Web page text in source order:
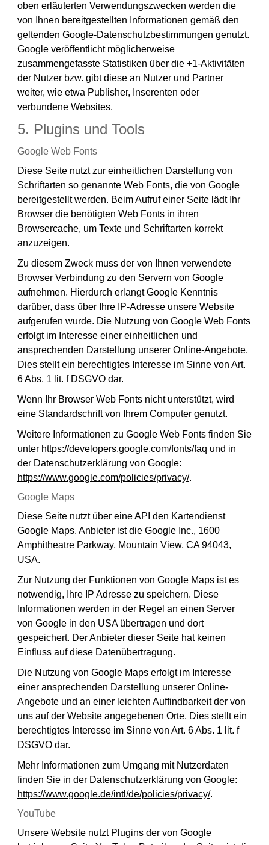
oben erläuterten Verwendungszwecken werden die
von Ihnen bereitgestellten Informationen gemäß den
geltenden Google-Datenschutzbestimmungen genutzt.
Google veröffentlicht möglicherweise
zusammengefasste Statistiken über die +1-Aktivitäten
der Nutzer bzw. gibt diese an Nutzer und Partner
weiter, wie etwa Publisher, Inserenten oder
verbundene Websites.
5. Plugins und Tools
Google Web Fonts
Diese Seite nutzt zur einheitlichen Darstellung von
Schriftarten so genannte Web Fonts, die von Google
bereitgestellt werden. Beim Aufruf einer Seite lädt Ihr
Browser die benötigten Web Fonts in ihren
Browsercache, um Texte und Schriftarten korrekt
anzuzeigen.
Zu diesem Zweck muss der von Ihnen verwendete
Browser Verbindung zu den Servern von Google
aufnehmen. Hierdurch erlangt Google Kenntnis
darüber, dass über Ihre IP-Adresse unsere Website
aufgerufen wurde. Die Nutzung von Google Web Fonts
erfolgt im Interesse einer einheitlichen und
ansprechenden Darstellung unserer Online-Angebote.
Dies stellt ein berechtigtes Interesse im Sinne von Art.
6 Abs. 1 lit. f DSGVO dar.
Wenn Ihr Browser Web Fonts nicht unterstützt, wird
eine Standardschrift von Ihrem Computer genutzt.
Weitere Informationen zu Google Web Fonts finden Sie
unter https://developers.google.com/fonts/faq und in
der Datenschutzerklärung von Google:
https://www.google.com/policies/privacy/.
Google Maps
Diese Seite nutzt über eine API den Kartendienst
Google Maps. Anbieter ist die Google Inc., 1600
Amphitheatre Parkway, Mountain View, CA 94043,
USA.
Zur Nutzung der Funktionen von Google Maps ist es
notwendig, Ihre IP Adresse zu speichern. Diese
Informationen werden in der Regel an einen Server
von Google in den USA übertragen und dort
gespeichert. Der Anbieter dieser Seite hat keinen
Einfluss auf diese Datenübertragung.
Die Nutzung von Google Maps erfolgt im Interesse
einer ansprechenden Darstellung unserer Online-
Angebote und an einer leichten Auffindbarkeit der von
uns auf der Website angegebenen Orte. Dies stellt ein
berechtigtes Interesse im Sinne von Art. 6 Abs. 1 lit. f
DSGVO dar.
Mehr Informationen zum Umgang mit Nutzerdaten
finden Sie in der Datenschutzerklärung von Google:
https://www.google.de/intl/de/policies/privacy/.
YouTube
Unsere Website nutzt Plugins der von Google